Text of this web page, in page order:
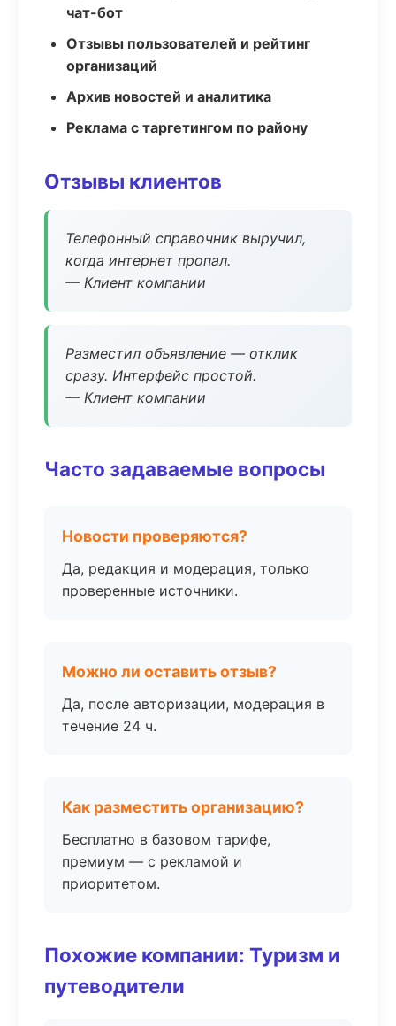
чат-бот
Отзывы пользователей и рейтинг
организаций
Архив новостей и аналитика
Реклама с таргетингом по району
Отзывы клиентов
Телефонный справочник выручил,
когда интернет пропал.
— Клиент компании
Разместил объявление — отклик
сразу. Интерфейс простой.
— Клиент компании
Часто задаваемые вопросы
Новости проверяются?
Да, редакция и модерация, только
проверенные источники.
Можно ли оставить отзыв?
Да, после авторизации, модерация в
течение 24 ч.
Как разместить организацию?
Бесплатно в базовом тарифе,
премиум — с рекламой и
приоритетом.
Похожие компании: Туризм и
путеводители